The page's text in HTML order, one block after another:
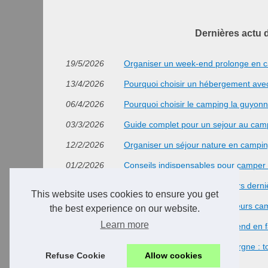
This website uses cookies to ensure you get
the best experience on our website.
Learn more
Refuse Cookie Allow cookies
Dernières actu
19/5/2026 Organiser un week-end prolonge en
13/4/2026 Pourquoi choisir un hébergement
06/4/2026 Pourquoi choisir le camping la
03/3/2026 Guide complet pour un sejour au
12/2/2026 Organiser un séjour nature en
01/2/2026 Conseils indispensables pour
Nos meilleures idées de séjours
30/1/2026 Charente-maritime : nos meilleurs
28/1/2026 Comment organiser un week-end en
Louer un mobil-home en auvergne :